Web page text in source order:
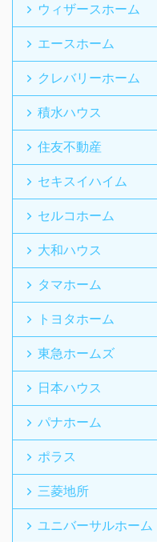
ウィザースホーム
エースホーム
クレバリーホーム
積水ハウス
住友不動産
セキスイハイム
セルコホーム
大和ハウス
タマホーム
トヨタホーム
東急ホームズ
日本ハウス
パナホーム
ポラス
三菱地所
ユニバーサルホーム